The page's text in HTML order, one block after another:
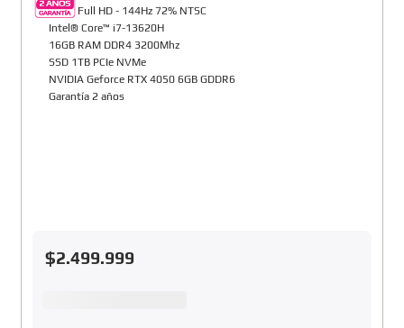
15,6" Full HD - 144Hz 72% NTSC
Intel® Core™ i7-13620H
16GB RAM DDR4 3200Mhz
SSD 1TB PCIe NVMe
NVIDIA Geforce RTX 4050 6GB GDDR6
Garantía 2 años
$2.499.999